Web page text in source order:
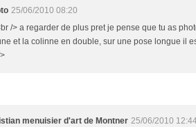
25/06/2010 08:20
/> a regarder de plus pret je pense que tu as
et la colinne en double, sur une pose longue il
menuisier d'art de Montner 25/06/2010